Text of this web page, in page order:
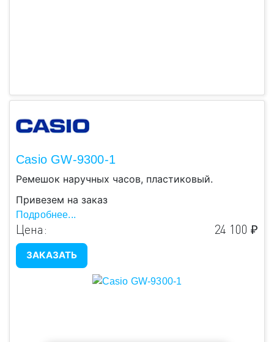
Casio GW-9300-1
Ремешок наручных часов, пластиковый.
Привезем на заказ
Подробнее...
Цена: 24 100 ₽
ЗАКАЗАТЬ